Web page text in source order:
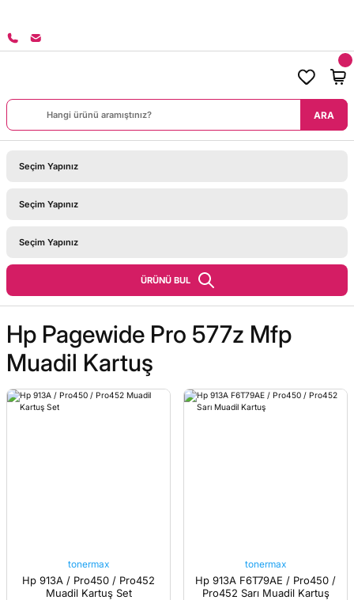
ARA
ÜRÜNÜ BUL
Hp Pagewide Pro 577z Mfp
Muadil Kartuş
tonermax
Hp 913A / Pro450 / Pro452
Muadil Kartuş Set
tonermax
Hp 913A F6T79AE / Pro450 /
Pro452 Sarı Muadil Kartuş